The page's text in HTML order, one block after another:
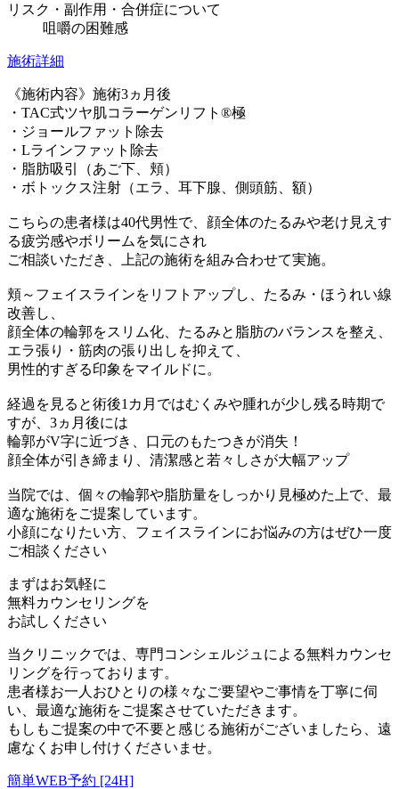
リスク・副作用・合併症について
咀嚼の困難感
施術詳細
《施術内容》施術3ヵ月後
・TAC式ツヤ肌コラーゲンリフト®極
・ジョールファット除去
・Lラインファット除去
・脂肪吸引（あご下、頬）
・ボトックス注射（エラ、耳下腺、側頭筋、額）
こちらの患者様は40代男性で、顔全体のたるみや老け見えす
る疲労感やボリームを気にされ
ご相談いただき、上記の施術を組み合わせて実施。
頬～フェイスラインをリフトアップし、たるみ・ほうれい線
改善し、
顔全体の輪郭をスリム化、たるみと脂肪のバランスを整え、
エラ張り・筋肉の張り出しを抑えて、
男性的すぎる印象をマイルドに。
経過を見ると術後1カ月ではむくみや腫れが少し残る時期で
すが、3ヵ月後には
輪郭がV字に近づき、口元のもたつきが消失！
顔全体が引き締まり、清潔感と若々しさが大幅アップ
当院では、個々の輪郭や脂肪量をしっかり見極めた上で、最
適な施術をご提案しています。
小顔になりたい方、フェイスラインにお悩みの方はぜひ一度
ご相談ください
まずはお気軽に
無料カウンセリングを
お試しください
当クリニックでは、専門コンシェルジュによる無料カウンセ
リングを行っております。
患者様お一人おひとりの様々なご要望やご事情を丁寧に伺
い、最適な施術をご提案させていただきます。
もしもご提案の中で不要と感じる施術がございましたら、遠
慮なくお申し付けくださいませ。
簡単WEB予約 [24H]